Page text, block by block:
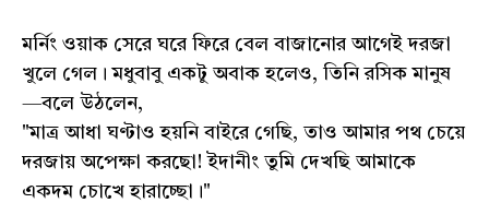
মর্নিং ওয়াক সেরে ঘরে ফিরে বেল বাজানোর আগেই দরজা
খুলে গেল। মধুবাবু একটু অবাক হলেও, তিনি রসিক মানুষ
—বলে উঠলেন,
"মাত্র আধা ঘণ্টাও হয়নি বাইরে গেছি, তাও আমার পথ চেয়ে
দরজায় অপেক্ষা করছো! ইদানীং তুমি দেখছি আমাকে
একদম চোখে হারাচ্ছো।"